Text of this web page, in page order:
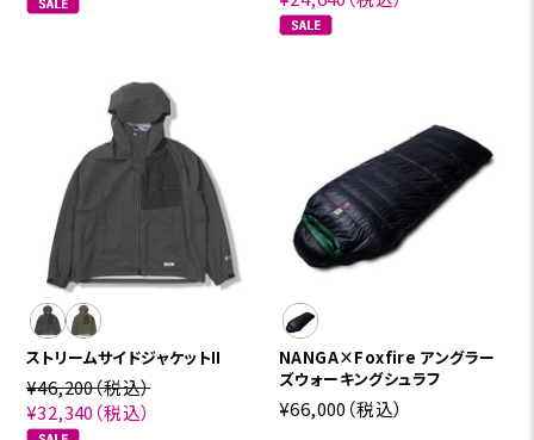
ストリームサイドジャケットII
¥46,200（税込）
¥32,340 （税込）
NANGA×Foxfire アングラー
ズウォーキングシュラフ
¥66,000 （税込）